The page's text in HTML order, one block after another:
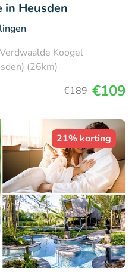
in Heusden
Koogel
(26km)
€189 €109
21% korting